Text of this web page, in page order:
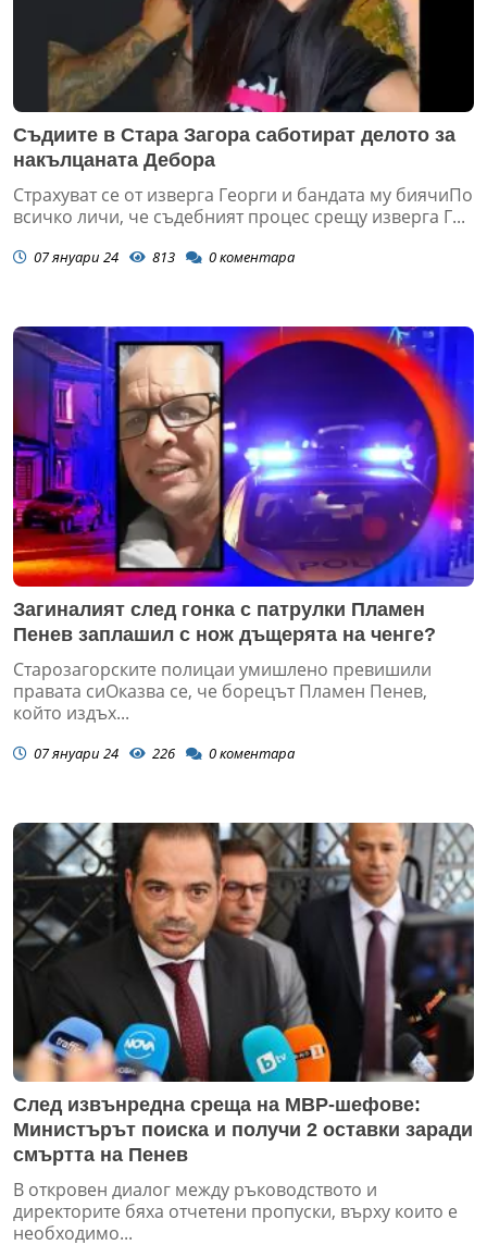
Съдиите в Стара Загора саботират делото за
накълцаната Дебора
Страхуват се от изверга Георги и бандата му биячиПо
всичко личи, че съдебният процес срещу изверга Г...
07 януари 24 813 0коментара
Загиналият след гонка с патрулки Пламен
Пенев заплашил с нож дъщерята на ченге?
Старозагорските полицаи умишлено превишили
правата сиОказва се, че борецът Пламен Пенев,
който издъх...
07 януари 24 226 0коментара
След извънредна среща на МВР-шефове:
Министърът поиска и получи 2 оставки заради
смъртта на Пенев
В откровен диалог между ръководството и
директорите бяха отчетени пропуски, върху които е
необходимо...